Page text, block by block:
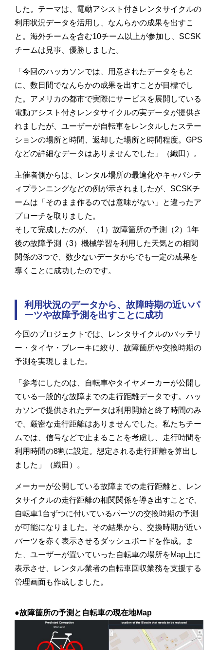
した。テーマは、電動アシスト付きレンタサイクルの
利用状況データを活用し、なんらかの成果を出すこ
と。海外チームを含む10チーム以上が参加し、SCSK
チームは見事、優勝しました。
「今回のハッカソンでは、用意されたデータをもと
に、数日間でなんらかの成果を出すことが目標でし
た。アメリカの都市で実際にサービスを展開している
電動アシスト付きレンタサイクルの実データが提供さ
れましたが、ユーザーが自転車をレンタルしたステー
ションの場所と時間、返却した場所と時間程度。GPS
などの詳細なデータはありませんでした」（織田）。
主催者側からは、レンタル場所の最適化やキャパシテ
ィプランニングなどの例が示されましたが、SCSKチ
ームは「そのまま作るのでは意味がない」と違ったア
プローチを取りました。
そして完成したのが、（1）故障箇所の予測（2）1年
後の故障予測（3）機械学習を利用した天気との相関
関係の3つで、数少ないデータからでも一定の成果を
導くことに成功したのです。
利用状況のデータから、故障時期の近いパ
ーツや故障予測を出すことに成功
今回のプロジェクトでは、レンタサイクルのバッテリ
ー・タイヤ・ブレーキに絞り、故障箇所や交換時期の
予測を実現しました。
「参考にしたのは、自転車やタイヤメーカーが公開し
ている一般的な故障までの走行距離データです。ハッ
カソンで提供されたデータは利用開始と終了時間のみ
で、厳密な走行距離はありませんでした。私たちチー
ムでは、信号などで止まることを考慮し、走行時間を
利用時間の8割に設定。想定される走行距離を算出し
ました」（織田）。
メーカーが公開している故障までの走行距離と、レン
タサイクルの走行距離の相関関係を導き出すことで、
自転車1台ずつに付いているパーツの交換時期の予測
が可能になりました。その結果から、交換時期が近い
パーツを赤く表示させるダッシュボードを作成。ま
た、ユーザーが置いていった自転車の場所をMap上に
表示させ、レンタル業者の自転車回収業務を支援する
管理画面も作成しました。
●故障箇所の予測と自転車の現在地Map